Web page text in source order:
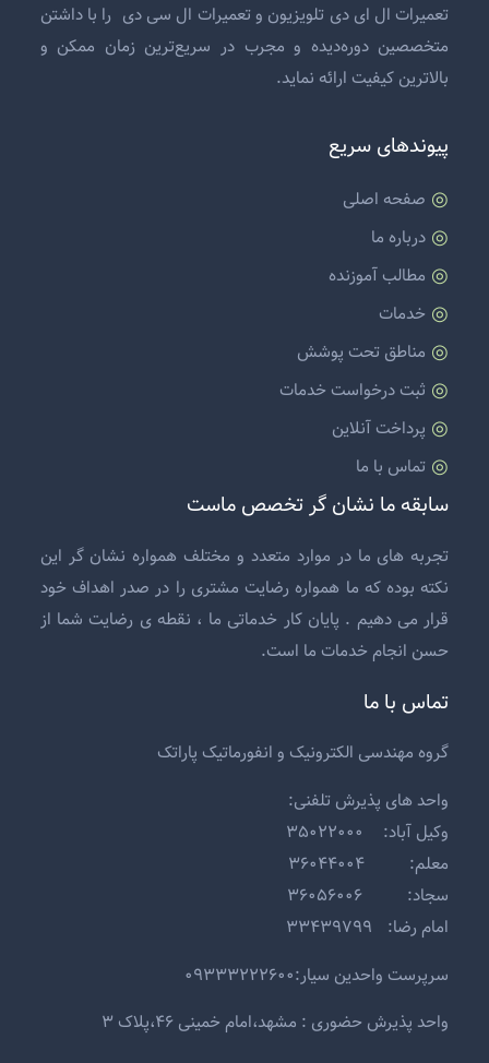
تعمیرات ال ای دی تلویزیون وتعمیرات ال سی دی را با داشتن
متخصصین دوره‌دیده و مجرب در سریع‌ترین زمان ممکن و
بالاترین کیفیت ارائه نماید.
پیوندهای سریع
صفحه اصلی
درباره ما
مطالب آموزنده
خدمات
مناطق تحت پوشش
ثبت درخواست خدمات
پرداخت آنلاین
تماس با ما
سابقه ما نشان گر تخصص ماست
تجربه های ما در موارد متعدد و مختلف همواره نشان گر این
نکته بوده که ما همواره رضایت مشتری را در صدر اهداف خود
قرار می دهیم . پایان کار خدماتی ما ، نقطه ی رضایت شما از
حسن انجام خدمات ما است.
تماس با ما
گروه مهندسی الکترونیک و انفورماتیک پاراتک
واحد های پذیرش تلفنی:
وکیل آباد: ۳۵۰۲۲۰۰۰
معلم: ۳۶۰۴۴۰۰۴
سجاد: ۳۶۰۵۶۰۰۶
امام رضا: ۳۳۴۳۹۷۹۹
سرپرست واحدین سیار:۰۹۳۳۳۲۲۲۶۰۰
واحد پذیرش حضوری : مشهد،امام خمینی ۴۶،پلاک ۳